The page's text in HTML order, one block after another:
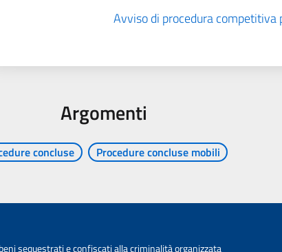
Avviso di procedura
Argomenti
concluse Procedure concluse mobili
sequestrati e confiscati alla criminalità organizzata